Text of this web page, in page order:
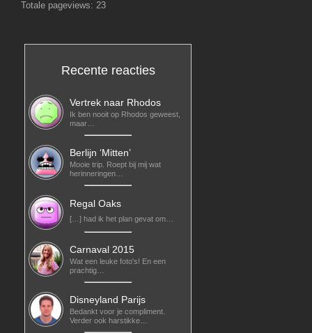
Totale pageviews: 23
Recente reacties
Vertrek naar Rhodos
Ik ben nooit op Rhodos geweest,
maar…
Berlijn ‘Mitten’
Mooie trip. Roept bij mij wat
herinneringen…
Regal Oaks
[…] had ik het plan gevat om…
Carnaval 2015
Wat een leuke foto's! En een
prachtig…
Disneyland Parijs
Bedankt voor je compliment.
Verder ook harstikke…